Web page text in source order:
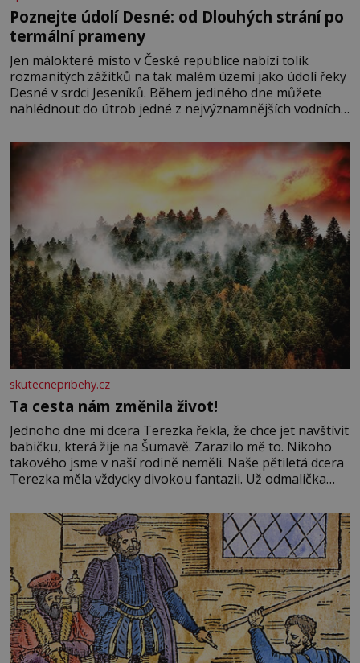
Poznejte údolí Desné: od Dlouhých strání po
termální prameny
Jen málokteré místo v České republice nabízí tolik
rozmanitých zážitků na tak malém území jako údolí řeky
Desné v srdci Jeseníků. Během jediného dne můžete
nahlédnout do útrob jedné z nejvýznamnějších vodních
se na koloběžce a den zakončit poznáváním památek ve
Velkých Losinách nebo v termálním
skutecnepribehy.cz
Ta cesta nám změnila život!
Jednoho dne mi dcera Terezka řekla, že chce jet navštívit
babičku, která žije na Šumavě. Zarazilo mě to. Nikoho
takového jsme v naší rodině neměli. Naše pětiletá dcera
Terezka měla vždycky divokou fantazii. Už odmalička
zdálo o jednorožcích, krásných princeznách, statečných
rytířích a létajících dracích.